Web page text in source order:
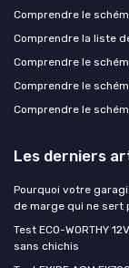
Comprendre le
Comprendre la liste
Comprendre le
Comprendre le
Comprendre le
Les derniers
Pourquoi votre
de marge qui ne sert
Test ECO-WORTHY
sans chichis